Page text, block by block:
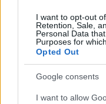
I want to opt-out
Retention, Sale,
Personal Data
Purposes for
Opted Out
Google consents
I want to allow
Continua a